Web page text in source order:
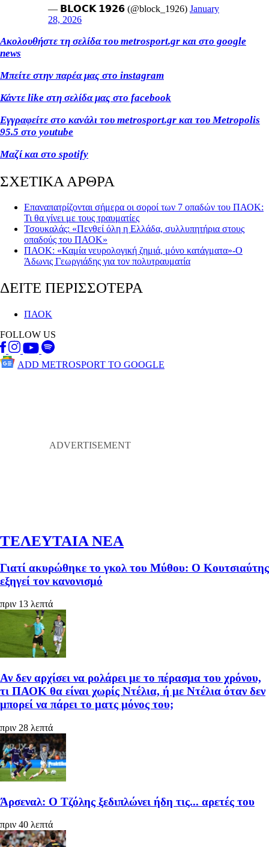
— 𝗕𝗟𝗢𝗖𝗞 𝟭𝟵𝟮𝟲 (@block_1926) January
28, 2026
Ακολουθήστε τη σελίδα του metrosport.gr και στο google
news
Μπείτε στην παρέα μας στο instagram
Κάντε like στη σελίδα μας στο facebook
Εγγραφείτε στο κανάλι του metrosport.gr και του Metropolis
95.5 στο youtube
Μαζί και στο spotify
ΣΧΕΤΙΚΑ ΑΡΘΡΑ
Επαναπατρίζονται σήμερα οι σοροί των 7 οπαδών του ΠΑΟΚ:
Τι θα γίνει με τους τραυματίες
Τσουκαλάς: «Πενθεί όλη η Ελλάδα, συλλυπητήρια στους
οπαδούς του ΠΑΟΚ»
ΠΑΟΚ: «Καμία νευρολογική ζημιά, μόνο κατάγματα»-Ο
Άδωνις Γεωργιάδης για τον πολυτραυματία
ΔΕΙΤΕ ΠΕΡΙΣΣΟΤΕΡΑ
ΠΑΟΚ
FOLLOW US
ADD METROSPORT TO GOOGLE
ΤΕΛΕΥΤΑΙΑ ΝΕΑ
Γιατί ακυρώθηκε το γκολ του Μύθου: Ο Κουτσιαύτης
εξηγεί τον κανονισμό
πριν 13 λεπτά
Αν δεν αρχίσει να ρολάρει με το πέρασμα του χρόνου,
τι ΠΑΟΚ θα είναι χωρίς Ντέλια, ή με Ντέλια όταν δεν
μπορεί να πάρει το ματς μόνος του;
πριν 28 λεπτά
Άρσεναλ: Ο Τζόλης ξεδιπλώνει ήδη τις... αρετές του
πριν 40 λεπτά